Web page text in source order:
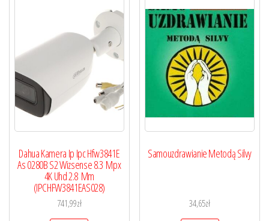
Dahua Kamera Ip Ipc Hfw3841E
As 0280B S2 Wizsense 8.3 Mpx
4K Uhd 2.8 Mm
(IPCHFW3841EAS028)
741,99zł
Samouzdrawianie Metodą Silvy
34,65zł